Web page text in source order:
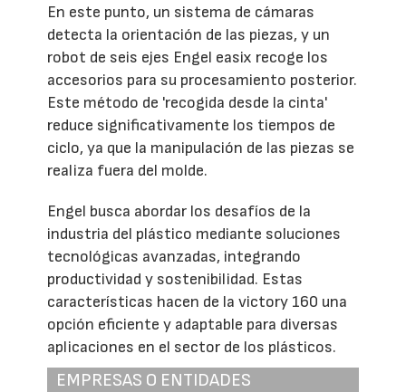
En este punto, un sistema de cámaras
detecta la orientación de las piezas, y un
robot de seis ejes Engel easix recoge los
accesorios para su procesamiento posterior.
Este método de 'recogida desde la cinta'
reduce significativamente los tiempos de
ciclo, ya que la manipulación de las piezas se
realiza fuera del molde.
Engel busca abordar los desafíos de la
industria del plástico mediante soluciones
tecnológicas avanzadas, integrando
productividad y sostenibilidad. Estas
características hacen de la victory 160 una
opción eficiente y adaptable para diversas
aplicaciones en el sector de los plásticos.
EMPRESAS O ENTIDADES